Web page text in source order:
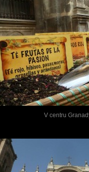
V centru